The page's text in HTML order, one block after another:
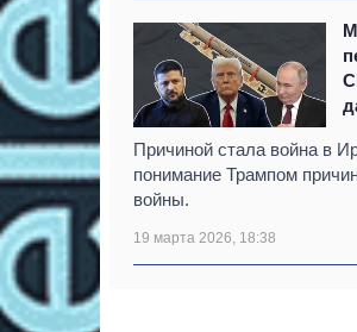
Причиной стала война в
понимание Трампом
войны.
19 марта 2026, 18:38